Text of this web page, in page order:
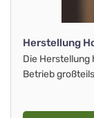
Herstellung
Die
Betrieb